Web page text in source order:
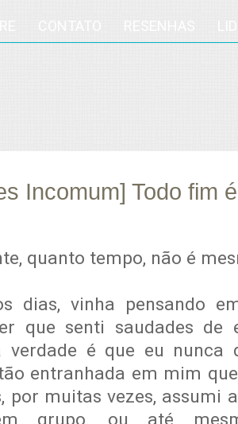
Incomum] Todo fim
quanto tempo, não é
dias, vinha pensando
que senti saudades de
verdade é que eu nunca
entranhada em mim
por muitas vezes, assumi
grupo, ou até